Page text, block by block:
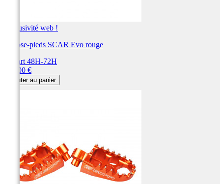
Exclusivité web !
Repose-pieds SCAR Evo rouge
Départ 48H-72H
115,00 €
Ajouter au panier